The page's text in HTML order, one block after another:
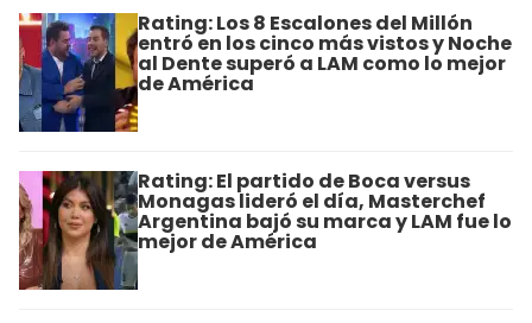
Rating: Los 8 Escalones del Millón
entró en los cinco más vistos y Noche
al Dente superó a LAM como lo mejor
de América
Rating: El partido de Boca versus
Monagas lideró el día, Masterchef
Argentina bajó su marca y LAM fue lo
mejor de América